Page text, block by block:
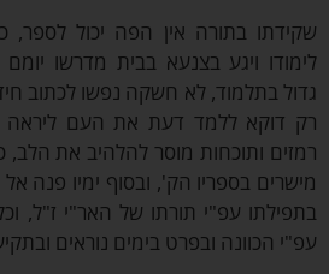
בתורה אין הפה יכול לספר, כי
ויגע בצנעא בבית מדרשו יומם
בתלמוד, לא חשקה נפשו לכתוב חידושי
ללמד דעת את העם ליראה את
ותוכחות מוסר להלהיב את הלב,
בספריו הק', ובסוף ימיו פנה אל
עפ"י תורתו של האר"י ז"ל, וכל
הכוונה ובפרט בימים נוראים ובתקיעת